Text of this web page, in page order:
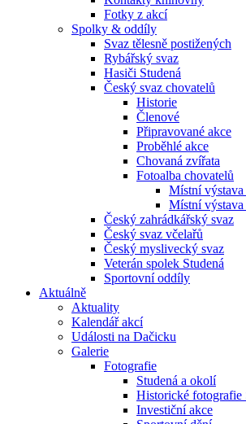
Fotky z akcí
Spolky & oddíly
Svaz tělesně postižených
Rybářský svaz
Hasiči Studená
Český svaz chovatelů
Historie
Členové
Připravované akce
Proběhlé akce
Chovaná zvířata
Fotoalba chovatelů
Místní výstava
Místní výstava
Český zahrádkářský svaz
Český svaz včelařů
Český myslivecký svaz
Veterán spolek Studená
Sportovní oddíly
Aktuálně
Aktuality
Kalendář akcí
Události na Dačicku
Galerie
Fotografie
Studená a okolí
Historické fotografie
Investiční akce